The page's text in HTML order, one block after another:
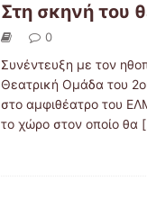
Στη σκηνή του
0
Συνέντευξη με τον
Θεατρική Ομάδα του
στο αμφιθέατρο του
το χώρο στον οποίο θα